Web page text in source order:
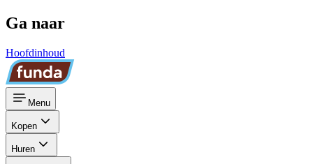
Ga naar
Hoofdinhoud
Menu
Kopen
Huren